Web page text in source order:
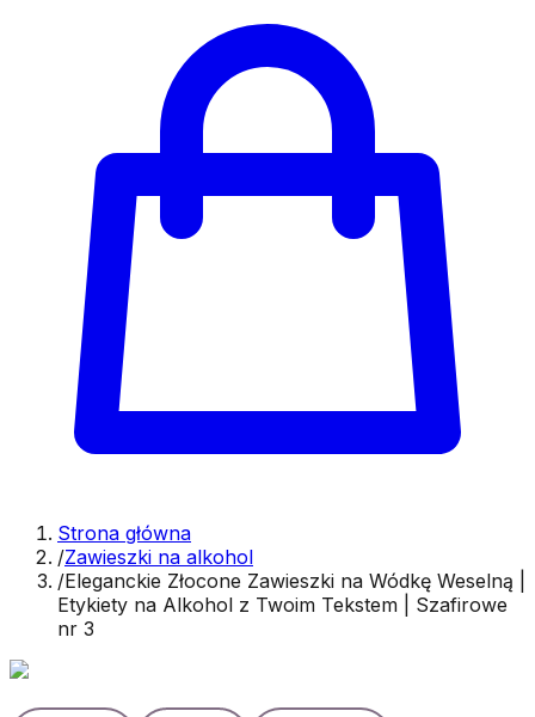
Strona główna
/Zawieszki na alkohol
/Eleganckie Złocone Zawieszki na Wódkę Weselną |
Etykiety na Alkohol z Twoim Tekstem | Szafirowe
nr 3